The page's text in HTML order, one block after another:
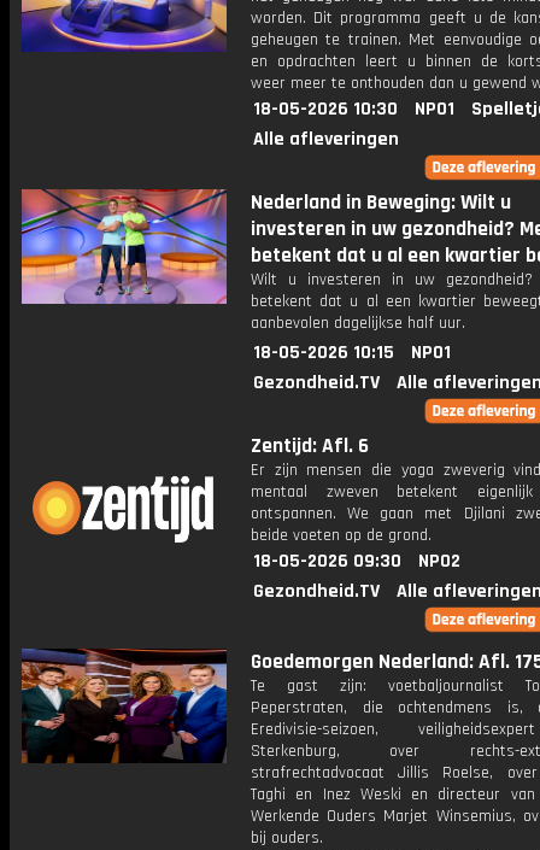
worden. Dit programma geeft u de
geheugen te trainen. Met eenvoudige
en opdrachten leert u binnen de
weer meer te onthouden dan u gewend
18-05-2026 10:30 NPO1
Alle afleveringen
Nederland in Beweging: Wilt u
investeren in uw gezondheid?
betekent dat u al een kwartier
Wilt u investeren in uw gezondheid?
betekent dat u al een kwartier
aanbevolen dagelijkse half uur.
18-05-2026 10:15
NPO1
Gezondheid.TV
Alle
Zentijd: Afl. 6
Er zijn mensen die yoga zweverig
mentaal zweven betekent
ontspannen. We gaan met Djilani
beide voeten op de grond.
18-05-2026 09:30
NPO2
Gezondheid.TV
Alle
Goedemorgen Nederland: Afl.
Te gast zijn: voetbaljournalist
Peperstraten, die ochtendmens is,
Eredivisie-seizoen,
Sterkenburg, over rechts-
strafrechtadvocaat Jillis Roelse,
Taghi en Inez Weski en directeur
Werkende Ouders Marjet Winsemius,
bij ouders.